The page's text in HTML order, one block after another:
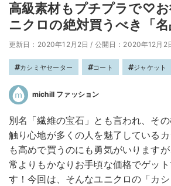
高級素材もプチプラで♡
ニクロの絶対買うべき「名
更新日：2020年12月2日 / 公開日：2020年12月2
カシミヤセーター コート ジャケット
michill ファッション
別名「繊維の宝石」とも言われ、そ
触り心地が多くの人を魅了している
も高めで買うのにも勇気がいります
常よりもかなりお手頃な価格でゲッ
す！今回は、そんなユニクロの「カ